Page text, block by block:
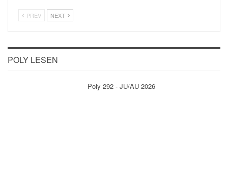
PREV NEXT
POLY LESEN
Poly 292 - JU/AU 2026